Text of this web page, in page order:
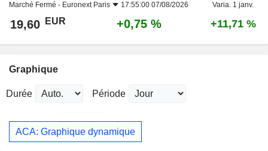
Marché Fermé - Euronext Paris 17:55:00 07/08/2026 Varia. 1 janv.
19,60 EUR +0,75 % +11,71 %
Graphique
Durée Période
ACA: Graphique dynamique